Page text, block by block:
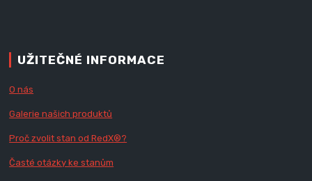
UŽITEČNÉ INFORMACE
O nás
Galerie našich produktů
Proč zvolit stan od RedX®?
Časté otázky ke stanům